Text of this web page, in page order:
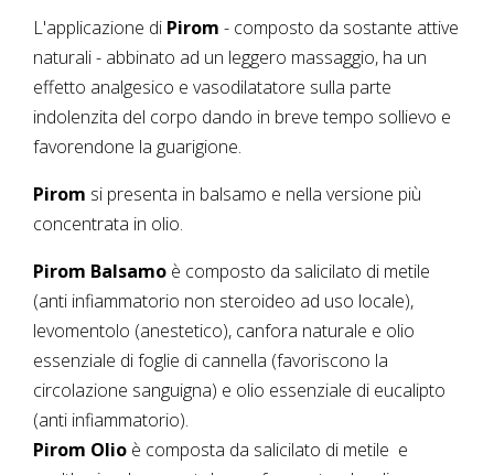
L'applicazione di Pirom - composto da sostante attive
naturali - abbinato ad un leggero massaggio, ha un
effetto analgesico e vasodilatatore sulla parte
indolenzita del corpo dando in breve tempo sollievo e
favorendone la guarigione.
Pirom si presenta in balsamo e nella versione più
concentrata in olio.
Pirom Balsamo è composto da salicilato di metile
(anti infiammatorio non steroideo ad uso locale),
levomentolo (anestetico), canfora naturale e olio
essenziale di foglie di cannella (favoriscono la
circolazione sanguigna) e olio essenziale di eucalipto
(anti infiammatorio).
Pirom Olio è composta da salicilato di metile e